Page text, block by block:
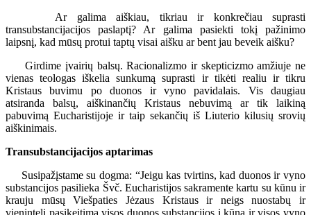
Ar galima aiškiau, tikriau ir konkrečiau suprasti
transubstancijacijos paslaptį? Ar galima pasiekti tokį pažinimo
laipsnį, kad mūsų protui taptų visai aišku ar bent jau beveik aišku?
Girdime įvairių balsų. Racionalizmo ir skepticizmo amžiuje ne
vienas teologas iškelia sunkumą suprasti ir tikėti realiu ir tikru
Kristaus buvimu po duonos ir vyno pavidalais. Vis daugiau
atsiranda balsų, aiškinančių Kristaus nebuvimą ar tik laikiną
pabuvimą Eucharistijoje ir taip sekančių iš Liuterio kilusių srovių
aiškinimais.
Transubstancijacijos aptarimas
Susipažįstame su dogma: “Jeigu kas tvirtins, kad duonos ir vyno
substancijos pasilieka Švč. Eucharistijos sakramente kartu su kūnu ir
krauju mūsų Viešpaties Jėzaus Kristaus ir neigs nuostabų ir
vienintelį pasikeitimą visos duonos substancijos į kūną ir visos vyno